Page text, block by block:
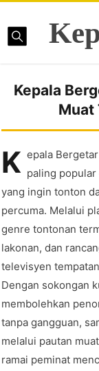
Kepala
Muat
K epala
paling popular
yang ingin tonton
percuma. Melalui
genre tontonan
lakonan, dan
televisyen
Dengan sokongan
membolehkan
tanpa gangguan,
melalui pautan
ramai peminat